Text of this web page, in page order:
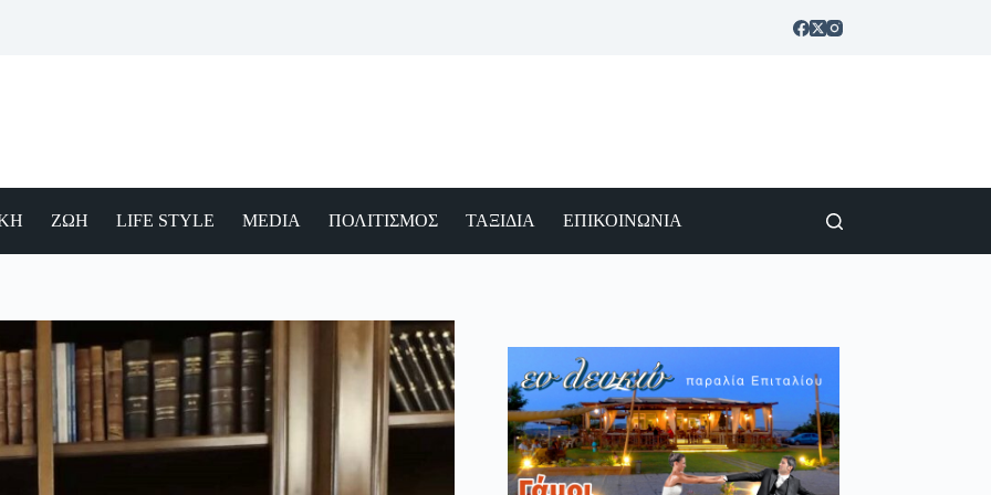
ΖΩΗ LIFE STYLE MEDIA ΠΟΛΙΤΙΣΜΟΣ ΤΑΞΙΔΙΑ ΕΠΙΚΟΙΝΩΝΙΑ